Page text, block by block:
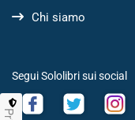
Chi siamo
Segui Sololibri sui social